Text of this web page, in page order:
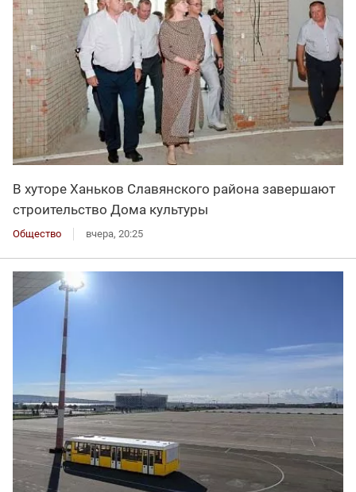
В хуторе Ханьков Славянского района завершают
строительство Дома культуры
Общество вчера, 20:25